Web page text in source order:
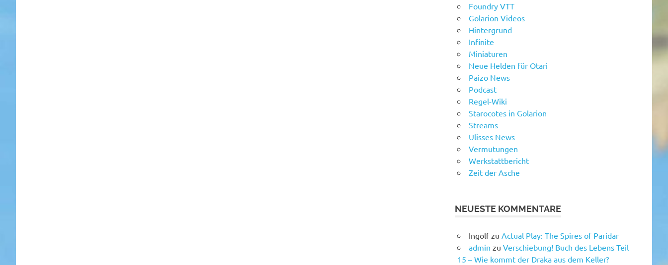
Foundry VTT
Golarion Videos
Hintergrund
Infinite
Miniaturen
Neue Helden für Otari
Paizo News
Podcast
Regel-Wiki
Starocotes in Golarion
Streams
Ulisses News
Vermutungen
Werkstattbericht
Zeit der Asche
NEUESTE KOMMENTARE
Ingolfzu Actual Play: The Spires of Paridar
admin zu Verschiebung! Buch des Lebens Teil
15 – Wie kommt der Draka aus dem Keller?